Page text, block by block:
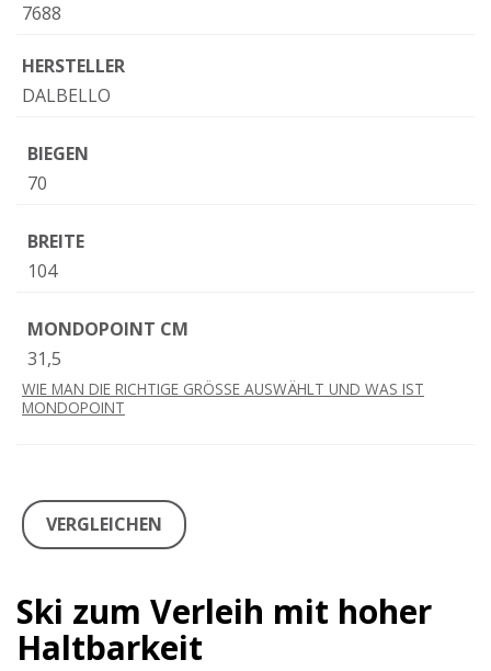
7688
HERSTELLER
DALBELLO
BIEGEN
70
BREITE
104
MONDOPOINT CM
31,5
WIE MAN DIE RICHTIGE GRÖSSE AUSWÄHLT UND WAS IST
MONDOPOINT
VERGLEICHEN
Ski zum Verleih mit hoher
Haltbarkeit